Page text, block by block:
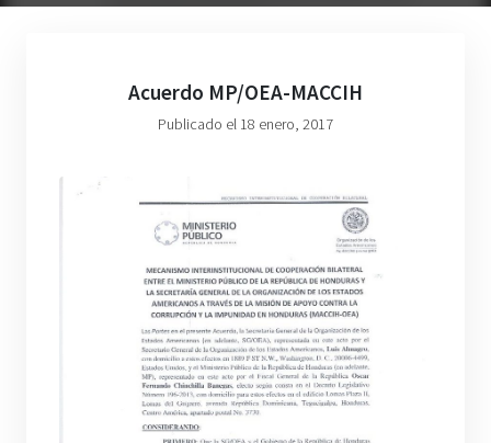
Acuerdo MP/OEA-MACCIH
Publicado el 18 enero, 2017